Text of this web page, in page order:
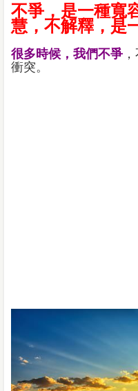
不爭，是一種寬
慧，不解釋，是
很多時候，我們不爭
衝突。